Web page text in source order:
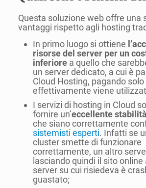
Questa soluzione web offre una
vantaggi rispetto agli hosting
In primo luogo si ottiene
risorse del server per un
inferiorea quello che
un server dedicato, a cui è
Cloud Hosting, pagando
effettivamente viene
I servizi di hosting in Cloud
fornire un’eccellente stabilità
che siano correttamente
sistemisti esperti. Infatti se
cluster smette di funzionare
correttamente, un altro
lasciando quindi il sito online
server su cui risiedeva è
guastato;